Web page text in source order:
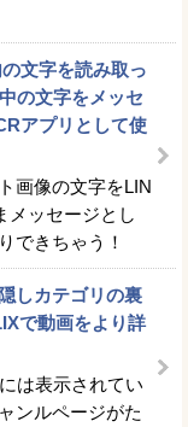
文字を読み取っ
の文字をメッセ
アプリとして使
画像の文字をLIN
メッセージとし
できちゃう！
しカテゴリの裏
で動画をより詳
は表示されてい
ンルページがた